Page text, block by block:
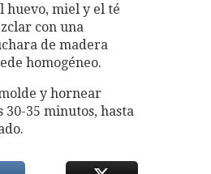
huevo, miel y el té
con una
de madera
homogéneo.
y hornear
30-35 minutos, hasta